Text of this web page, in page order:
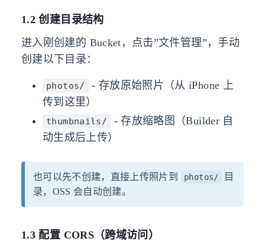
1.2 创建目录结构
进入刚创建的 Bucket，点击”文件管理”，手动
创建以下目录：
photos/
- 存放原始照片（从 iPhone 上
传到这里）
thumbnails/
- 存放缩略图（Builder 自
动生成后上传）
也可以先不创建，直接上传照片到 photos/
目
录，OSS 会自动创建。
1.3 配置 CORS（跨域访问）